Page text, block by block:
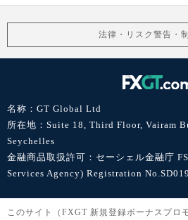
法律・リスク警告・
名称：GT Global Ltd
所在地：Suite 18, Third Floor, Vairam
Seychelles
金融商品取扱許可：セーシェル金融庁
Services Agency) Registration No.SD019
このサイト（FXGT 新規登録ボーナスプロ